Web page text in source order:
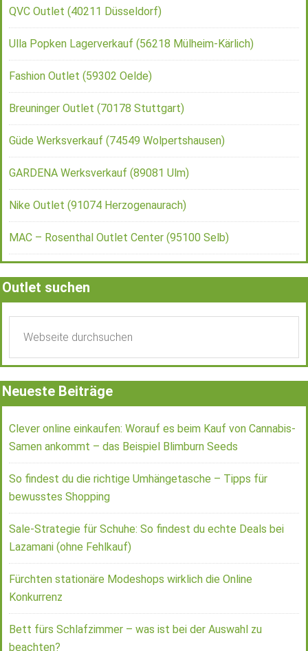
QVC Outlet (40211 Düsseldorf)
Ulla Popken Lagerverkauf (56218 Mülheim-Kärlich)
Fashion Outlet (59302 Oelde)
Breuninger Outlet (70178 Stuttgart)
Güde Werksverkauf (74549 Wolpertshausen)
GARDENA Werksverkauf (89081 Ulm)
Nike Outlet (91074 Herzogenaurach)
MAC – Rosenthal Outlet Center (95100 Selb)
Outlet suchen
Neueste Beiträge
Clever online einkaufen: Worauf es beim Kauf von Cannabis-
Samen ankommt – das Beispiel Blimburn Seeds
So findest du die richtige Umhängetasche – Tipps für
bewusstes Shopping
Sale-Strategie für Schuhe: So findest du echte Deals bei
Lazamani (ohne Fehlkauf)
Fürchten stationäre Modeshops wirklich die Online
Konkurrenz
Bett fürs Schlafzimmer – was ist bei der Auswahl zu
beachten?